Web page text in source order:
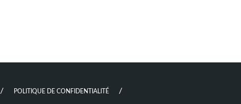
POLITIQUE DE CONFIDENTIALITÉ